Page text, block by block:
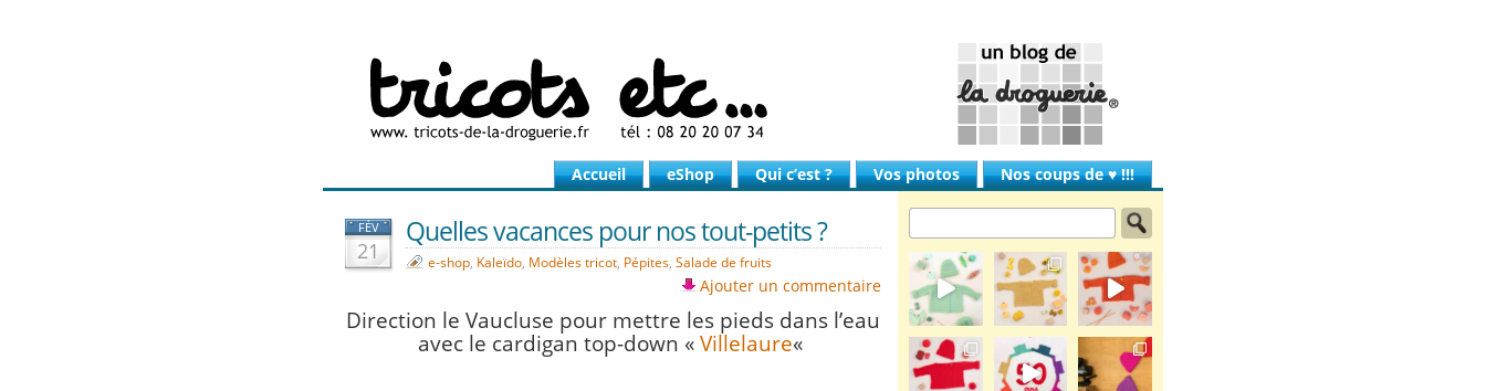
Accueil eShop Qui c’est ? Vos photos Nos coups de ♥ !!!
FÉV
21
Quelles vacances pour nos tout-petits ?
e-shop, Kaleïdo, Modèles tricot, Pépites, Salade de fruits
Ajouter un commentaire
Direction le Vaucluse pour mettre les pieds dans l’eau
avec le cardigan top-down « Villelaure«